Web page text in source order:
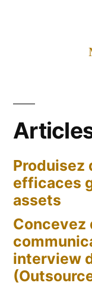
Produisez
efficaces
assets
Concevez
interview